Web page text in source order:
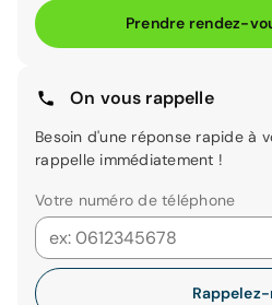
Prendre rendez-
On vous rappelle
Besoin d'une réponse rapide à
rappelle immédiatement !
Votre numéro de téléphone